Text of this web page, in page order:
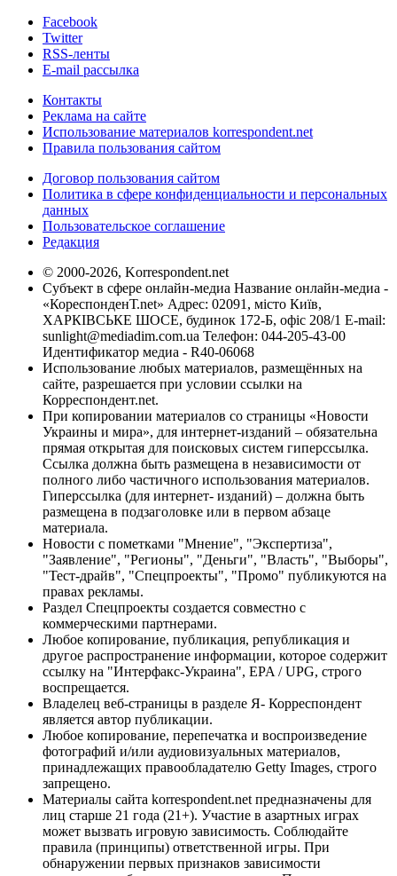
Facebook
Twitter
RSS-ленты
E-mail рассылка
Контакты
Реклама на сайте
Использование материалов korrespondent.net
Правила пользования сайтом
Договор пользования сайтом
Политика в сфере конфиденциальности и персональных
данных
Пользовательское соглашение
Редакция
© 2000-2026, Korrespondent.net
Субъект в сфере онлайн-медиа Название онлайн-медиа -
«КореспонденТ.net» Адрес: 02091, місто Київ,
ХАРКІВСЬКЕ ШОСЕ, будинок 172-Б, офіс 208/1 E-mail:
sunlight@mediadim.com.ua Телефон: 044-205-43-00
Идентификатор медиа - R40-06068
Использование любых материалов, размещённых на
сайте, разрешается при условии ссылки на
Корреспондент.net.
При копировании материалов со страницы «Новости
Украины и мира», для интернет-изданий – обязательна
прямая открытая для поисковых систем гиперссылка.
Ссылка должна быть размещена в независимости от
полного либо частичного использования материалов.
Гиперссылка (для интернет- изданий) – должна быть
размещена в подзаголовке или в первом абзаце
материала.
Новости с пометками "Мнение", "Экспертиза",
"Заявление", "Регионы", "Деньги", "Власть", "Выборы",
"Тест-драйв", "Спецпроекты", "Промо" публикуются на
правах рекламы.
Раздел Спецпроекты создается совместно с
коммерческими партнерами.
Любое копирование, публикация, републикация и
другое распространение информации, которое содержит
ссылку на "Интерфакс-Украина", EPA / UPG, строго
воспрещается.
Владелец веб-страницы в разделе Я- Корреспондент
является автор публикации.
Любое копирование, перепечатка и воспроизведение
фотографий и/или аудиовизуальных материалов,
принадлежащих правообладателю Getty Images, строго
запрещено.
Материалы сайта korrespondent.net предназначены для
лиц старше 21 года (21+). Участие в азартных играх
может вызвать игровую зависимость. Соблюдайте
правила (принципы) ответственной игры. При
обнаружении первых признаков зависимости